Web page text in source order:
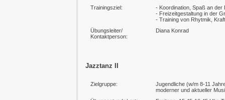
Trainingsziel:
- Koordination, Spaß an der
- Freizeitgestaltung in der
- Training von Rhytmik,
Übungsleiter/
Kontaktperson:
Diana Konrad
Jazztanz II
Zielgruppe:
Jugendliche (w/m 8-11
moderner und aktueller